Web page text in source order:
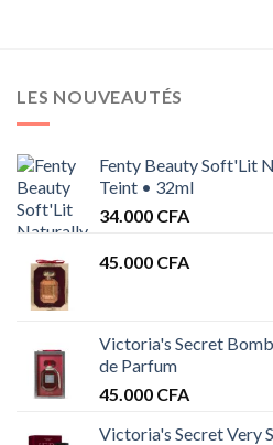
LES NOUVEAUTÉS
Fenty Beauty Soft'Lit
Teint • 32ml
34.000 CFA
45.000 CFA
Victoria's Secret
de Parfum
45.000 CFA
Victoria's Secret Very